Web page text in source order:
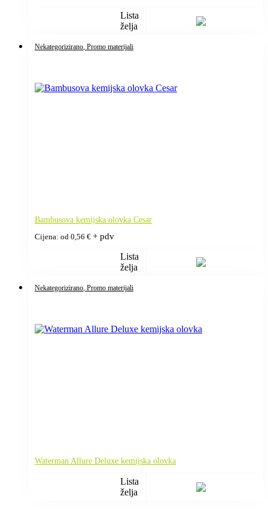
Lista
želja
Nekategorizirano , Promo materijali
Bambusova kemijska olovka Cesar
Cijena: od 0,56 € + pdv
Lista
želja
Nekategorizirano , Promo materijali
Waterman Allure Deluxe kemijska olovka
Lista
želja